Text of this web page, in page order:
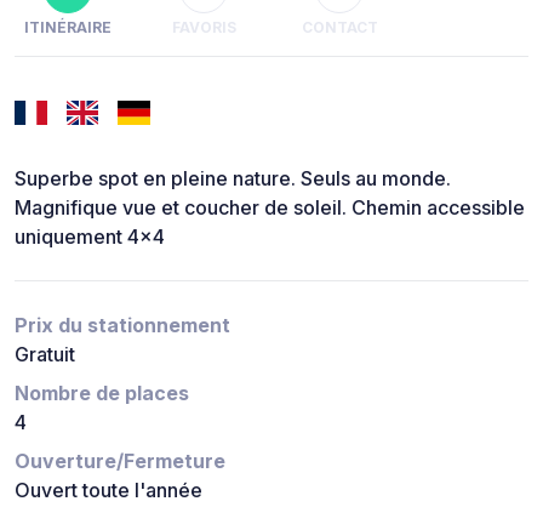
ITINÉRAIRE FAVORIS CONTACT
Superbe spot en pleine nature. Seuls au monde.
Magnifique vue et coucher de soleil. Chemin accessible
uniquement 4x4
Prix du stationnement
Gratuit
Nombre de places
4
Ouverture/Fermeture
Ouvert toute l'année